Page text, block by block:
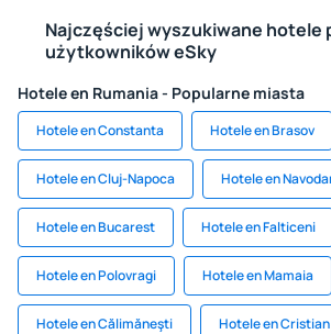
Najczęściej wyszukiwane hotele
użytkowników eSky
Hotele en Rumania - Popularne miasta
Hotele en Constanta Hotele en Brasov
Hotele en Cluj-Napoca Hotele en
Hotele en Bucarest Hotele en Falticeni
Hotele en Polovragi Hotele en Mamaia
Hotele en Călimăneşti Hotele en